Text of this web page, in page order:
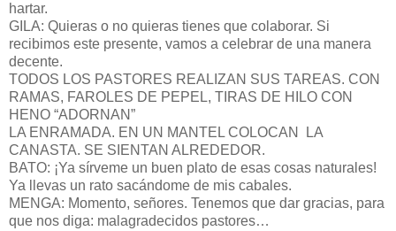
hartar.
GILA: Quieras o no quieras tienes que colaborar. Si
recibimos este presente, vamos a celebrar de una manera
decente.
TODOS LOS PASTORES REALIZAN SUS TAREAS. CON
RAMAS, FAROLES DE PEPEL, TIRAS DE HILO CON
HENO “ADORNAN”
LA ENRAMADA. EN UN MANTEL COLOCAN LA
CANASTA. SE SIENTAN ALREDEDOR.
BATO: ¡Ya sírveme un buen plato de esas cosas naturales!
Ya llevas un rato sacándome de mis cabales.
MENGA: Momento, señores. Tenemos que dar gracias, para
que nos diga: malagradecidos pastores…